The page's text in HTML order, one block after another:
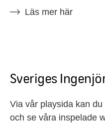
Läs mer här
Sveriges
Via vår playsida kan
och se våra inspelade